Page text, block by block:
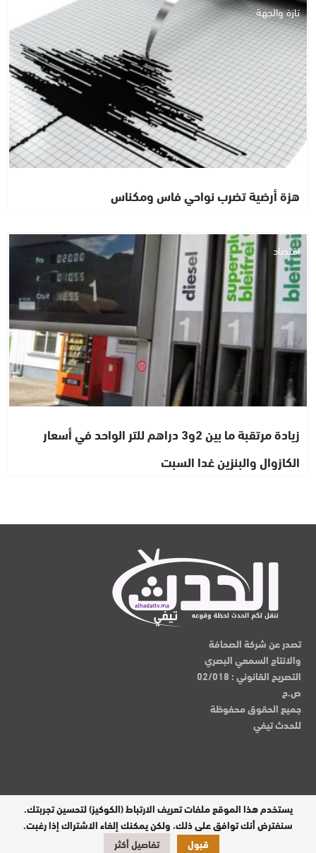
تازة والجهة
هزة أرضية تضرب نواحي فاس ومكناس
اقتصاد
زيادة مرتقبة ما بين 2و3 دراهم للتر الواحد في أسعار
الكازوال والبنزين غدا السبت
تصدر عن شركة الصحافة
والانتاج السمعي البصري
التصريح القانوني : 02/018
ص.ح
جميع الحقوق محفوظة
للحدث تيفي
مدير النشر : عبدالقادر الوالي
تصميم وبرمجة
يستخدم هذا الموقع ملفات تعريف الارتباط (الكوكيز) لتحسين تجربتك.
سنفترض أنك توافق على ذلك، ولكن يمكنك إلغاء الاشتراك إذا رغبت.
قبول
تفاصيل أكثر